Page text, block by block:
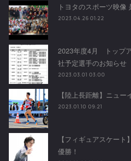
トヨタのスポーツ映像
2023.04.26 01:22
2023年度4月 トップ
社予定選手のお知らせ
2023.03.01 03:00
【陸上長距離】ニュー
2023.01.10 09:21
【フィギュアスケー
優勝！